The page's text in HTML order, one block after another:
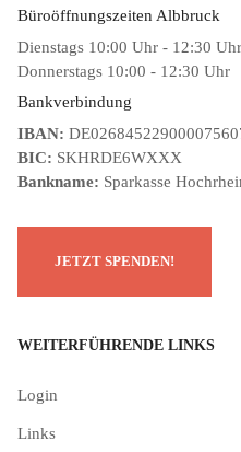
Büroöffnungszeiten Albbruck
Dienstags 10:00 Uhr - 12:30 Uhr
Donnerstags 10:00 - 12:30 Uhr
Bankverbindung
IBAN:
BIC: SKHRDE6WXXX
Bankname: Sparkasse
WEITERFÜHRENDE LINKS
Login
Links